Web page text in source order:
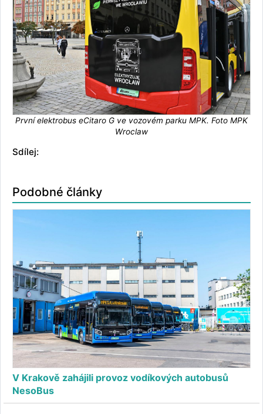
První elektrobus eCitaro G ve vozovém parku MPK. Foto MPK
Wroclaw
Sdílej:
Podobné články
V Krakově zahájili provoz vodíkových autobusů
NesoBus